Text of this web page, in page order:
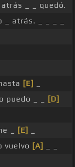
_ _ quedó.
_ atrás. _ _ _ _
[E]
puedo _ _
[D]
_ [E]
vuelvo [A]